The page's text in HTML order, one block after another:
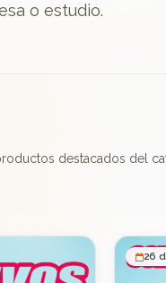
o estudio.
destacados del
26